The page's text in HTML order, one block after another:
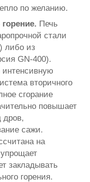
по желанию.
Печь
стали
либо из
GN-400).
интенсивную
вторичного
сгорание
повышает
дров,
сажи.
на
закладывать
горения.